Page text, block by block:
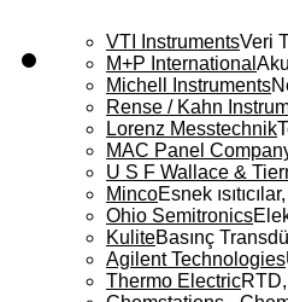
VTI InstrumentsVeri
M+P International
Michell Instruments
Rense / Kahn
Lorenz Messtechnik
MAC Panel
U S F Wallace &
MincoEsnek
Ohio Semitronics
KuliteBasınç
Agilent Technologies
Thermo Electric